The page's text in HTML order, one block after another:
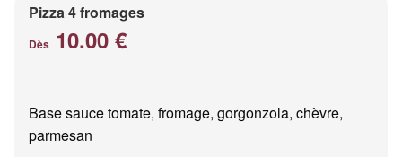
Pizza 4 fromages
Dès 10.00 €
Base sauce tomate, fromage, gorgonzola, chèvre,
parmesan